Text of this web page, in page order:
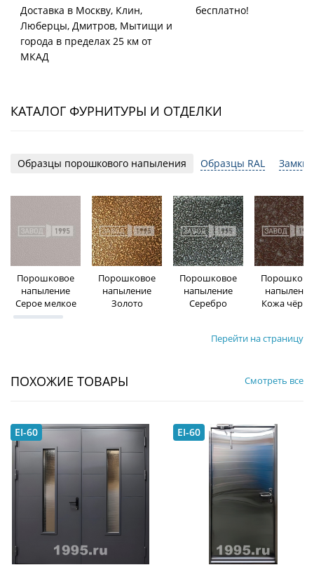
Доставка в Москву, Клин,
Люберцы, Дмитров, Мытищи и
города в пределах 25 км от
МКАД
бесплатно!
КАТАЛОГ ФУРНИТУРЫ И ОТДЕЛКИ
Образцы порошкового напыления Образцы RAL Замки
Порошковое
напыление
Серое мелкое
Порошковое
напыление
Золото
Порошковое
напыление
Серебро
напыление
Кожа
Перейти на страницу
ПОХОЖИЕ ТОВАРЫ Смотреть все
EI-60 EI-60